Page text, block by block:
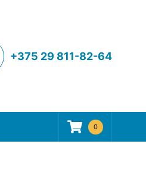
+375 29 811-82-64
0